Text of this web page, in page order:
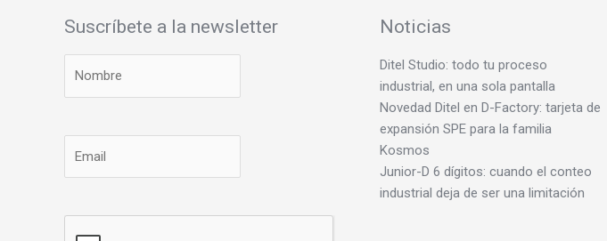
Suscríbete a la newsletter Noticias
Ditel Studio: todo tu proceso
industrial, en una sola pantalla
Novedad Ditel en D-Factory: tarjeta de
expansión SPE para la familia
Kosmos
Junior-D 6 dígitos: cuando el conteo
industrial deja de ser una limitación